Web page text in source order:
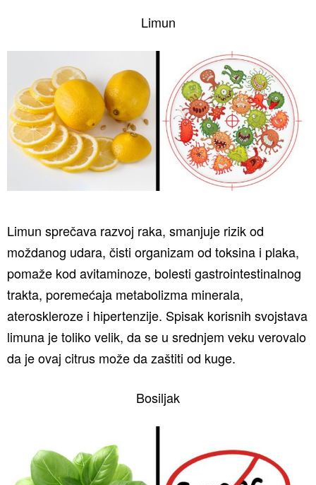
Limun
Limun sprečava razvoj raka, smanjuje rizik od
moždanog udara, čisti organizam od toksina i plaka,
pomaže kod avitaminoze, bolesti gastrointestinalnog
trakta, poremećaja metabolizma minerala,
ateroskleroze i hipertenzije. Spisak korisnih svojstava
limuna je toliko velik, da se u srednjem veku verovalo
da je ovaj citrus može da zaštiti od kuge.
Bosiljak